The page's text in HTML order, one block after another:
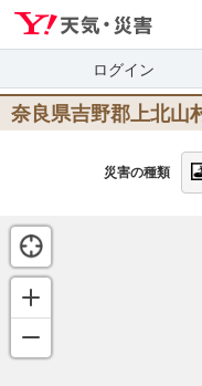
ログイン
奈良県吉野郡上北山
災害の種類